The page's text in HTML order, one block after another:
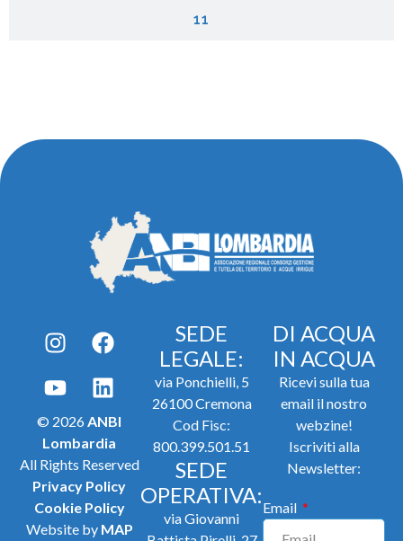
11
© 2026 ANBI
Lombardia
All Rights Reserved
Privacy Policy
Cookie Policy
Website by MAP
SEDE
LEGALE:
via Ponchielli, 5
26100 Cremona
Cod Fisc:
800.399.501.51
SEDE
OPERATIVA:
via Giovanni
DI ACQUA
IN ACQUA
Ricevi sulla tua
email il nostro
webzine!
Iscriviti alla
Newsletter:
Email